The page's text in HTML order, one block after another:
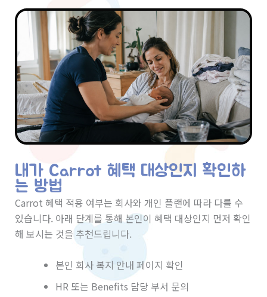
내가 Carrot 혜택 대상인지 확인하
는 방법
Carrot 혜택 적용 여부는 회사와 개인 플랜에 따라 다를 수
있습니다. 아래 단계를 통해 본인이 혜택 대상인지 먼저 확인
해 보시는 것을 추천드립니다.
본인 회사 복지 안내 페이지 확인
HR 또는 Benefits 담당 부서 문의